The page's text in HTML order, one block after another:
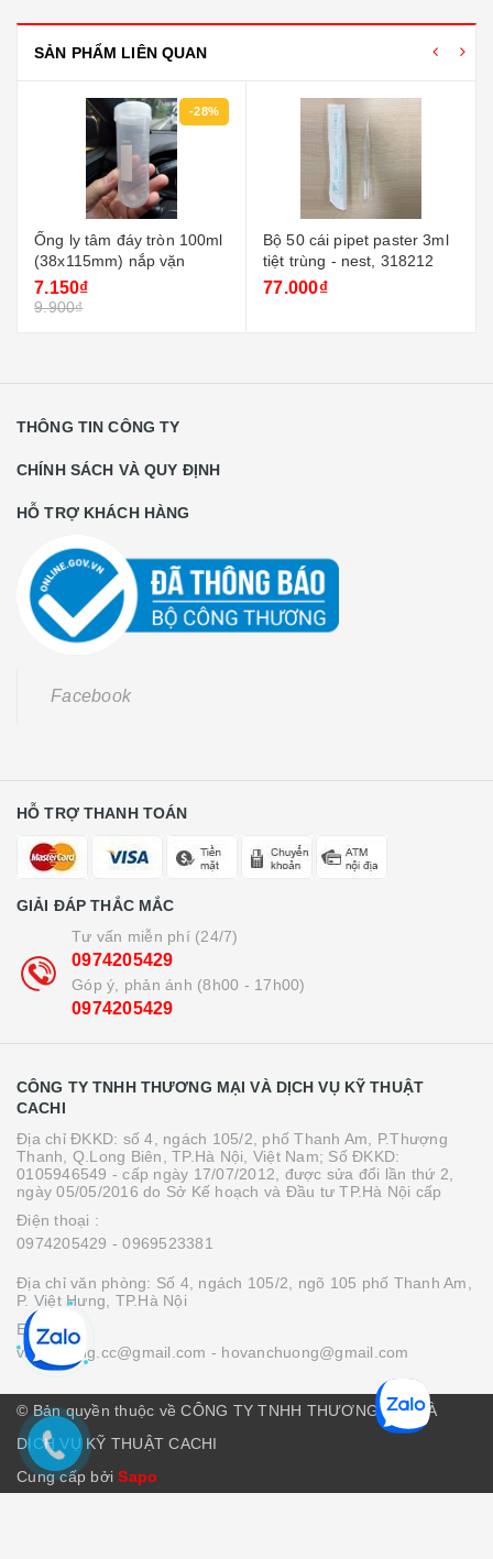
SẢN PHẨM LIÊN QUAN
-28%
Ống ly tâm đáy tròn 100ml
(38x115mm) nắp vặn
7.150₫
9.900₫
Bộ 50 cái pipet paster 3ml
tiệt trùng - nest, 318212
77.000₫
THÔNG TIN CÔNG TY
CHÍNH SÁCH VÀ QUY ĐỊNH
HỖ TRỢ KHÁCH HÀNG
Facebook
HỖ TRỢ THANH TOÁN
GIẢI ĐÁP THẮC MẮC
Tư vấn miễn phí (24/7)
0974205429
Góp ý, phản ánh (8h00 - 17h00)
0974205429
CÔNG TY TNHH THƯƠNG MẠI VÀ DỊCH VỤ KỸ THUẬT
CACHI
Địa chỉ ĐKKD: số 4, ngách 105/2, phố Thanh Am, P.Thượng
Thanh, Q.Long Biên, TP.Hà Nội, Việt Nam; Số ĐKKD:
0105946549 - cấp ngày 17/07/2012, được sửa đổi lần thứ 2,
ngày 05/05/2016 do Sở Kế hoạch và Đầu tư TP.Hà Nội cấp
Điện thoại :
0974205429 - 0969523381
Địa chỉ văn phòng: Số 4, ngách 105/2, ngõ 105 phố Thanh Am,
P. Việt Hưng, TP.Hà Nội
Email :
vanchuong.cc@gmail.com - hovanchuong@gmail.com
© Bản quyền thuộc về CÔNG TY TNHH THƯƠNG MẠI VÀ
DỊCH VỤ KỸ THUẬT CACHI
Cung cấp bởiSapo